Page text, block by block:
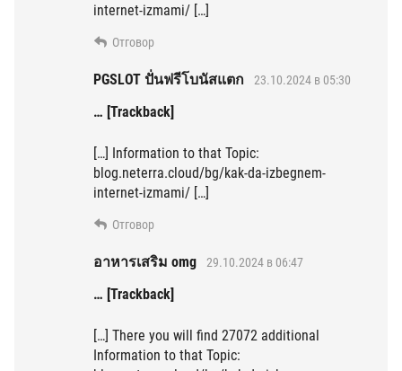
internet-izmami/ […]
Отговор
PGSLOT ปั่นฟรีโบนัสแตก 23.10.2024 в 05:30
… [Trackback]
[…] Information to that Topic:
blog.neterra.cloud/bg/kak-da-izbegnem-
internet-izmami/ […]
Отговор
อาหารเสริม omg 29.10.2024 в 06:47
… [Trackback]
[…] There you will find 27072 additional
Information to that Topic: